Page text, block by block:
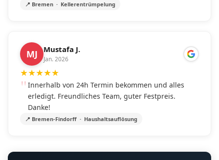
📍 Bremen · Kellerentrümpelung
MJ Mustafa J.
Jan. 2026
★★★★★
Innerhalb von 24h Termin bekommen und alles
erledigt. Freundliches Team, guter Festpreis.
Danke!
📍 Bremen-Findorff · Haushaltsauflösung